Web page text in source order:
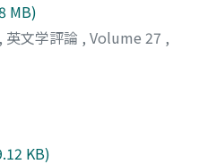
MB)
, 英文学評論 , Volume 27 ,
KB)